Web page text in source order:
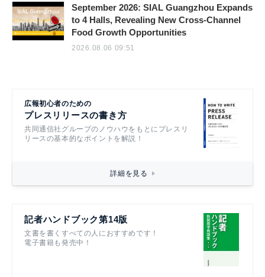
September 2026: SIAL Guangzhou Expands
to 4 Halls, Revealing New Cross-Channel
Food Growth Opportunities
2026.08.06 09:51
広報初心者のための
プレスリリースの書き方
共同通信社グループのノウハウをもとにプレスリ
リースの基本的なポイントを解説！
詳細を見る
記者ハンドブック第14版
文書を書くすべての人におすすめです！
電子書籍も発売中！